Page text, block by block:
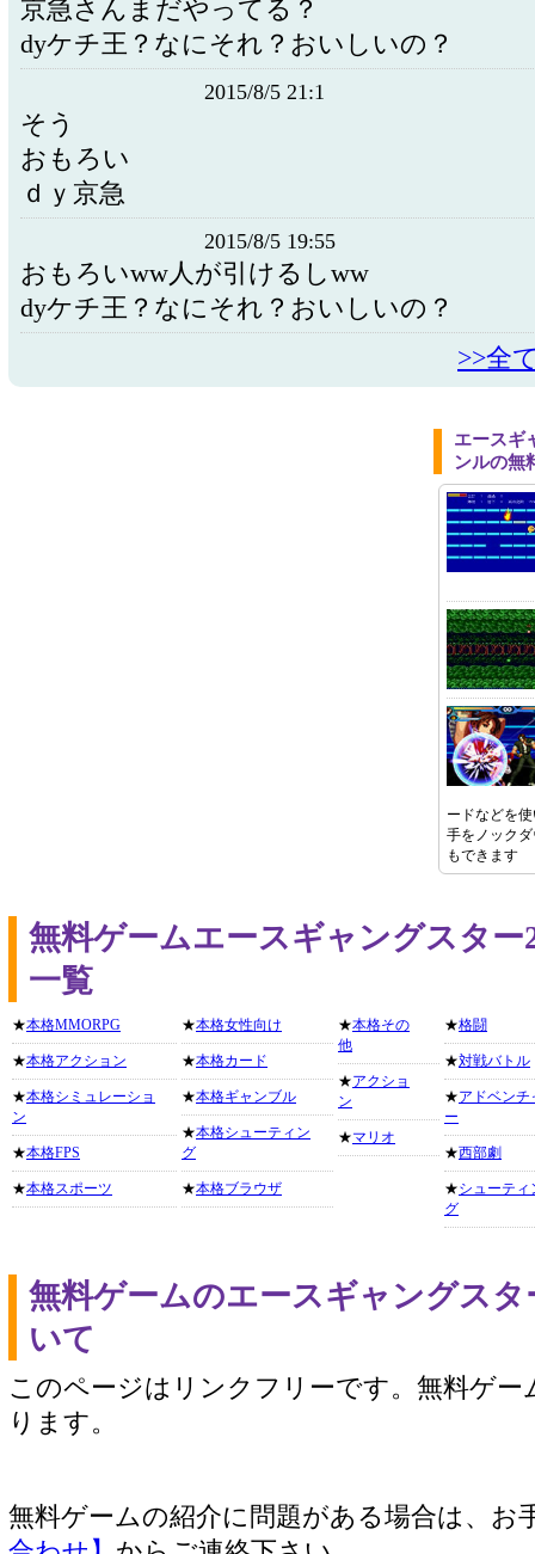
京急さんまだやってる？
dyケチ王？なにそれ？おいしいの？
2015/8/5 21:1
そう
おもろい
ｄｙ京急
2015/8/5 19:55
おもろいww人が引けるしww
dyケチ王？なにそれ？おいしいの？
>>全
エースギ
ンルの無
ードなどを
手をノック
もできます
無料ゲームエースギャングスタ
一覧
★本格MMORPG
★本格アクション
★本格シミュレーショ
ン
★本格FPS
★本格スポーツ
★本格女性向け
★本格カード
★本格ギャンブル
★本格シューティン
グ
★本格ブラウザ
★本格その
他
★アクショ
ン
★マリオ
★格闘
★対戦バトル
★アドベンチ
ー
★西部劇
★シューティ
グ
無料ゲームのエースギャングス
いて
このページはリンクフリーです。無料ゲー
ります。
無料ゲームの紹介に問題がある場合は、お